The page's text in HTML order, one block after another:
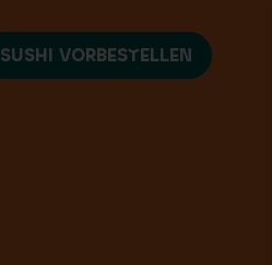
SUSHI VORBESTELLEN